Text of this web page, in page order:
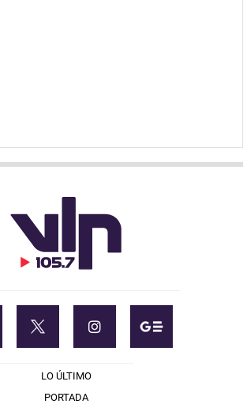
LO ÚLTIMO
PORTADA